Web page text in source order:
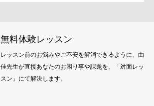
無料体験レッスン
レッスン前のお悩みやご不安を解消できるように、由
佳先生が直接あなたのお困り事や課題を、「対面レッ
スン」にて解決します。